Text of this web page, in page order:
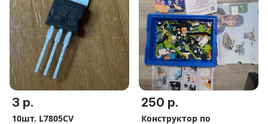
3 р.
10шт. L7805CV
250 р.
Конструктор по